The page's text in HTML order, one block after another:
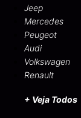
Jeep
Mercedes
Peugeot
Audi
Volkswagen
Renault
+ Veja Todos